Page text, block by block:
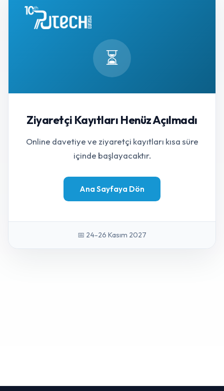
⏳
Ziyaretçi Kayıtları Henüz Açılmadı
Online davetiye ve ziyaretçi kayıtları kısa süre
içinde başlayacaktır.
Ana Sayfaya Dön
📅 24-26 Kasım 2027